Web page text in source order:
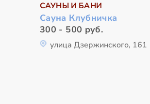
САУНЫ И БАНИ
Сауна Клубничка
300 - 500 руб.
улица Дзержинского, 161